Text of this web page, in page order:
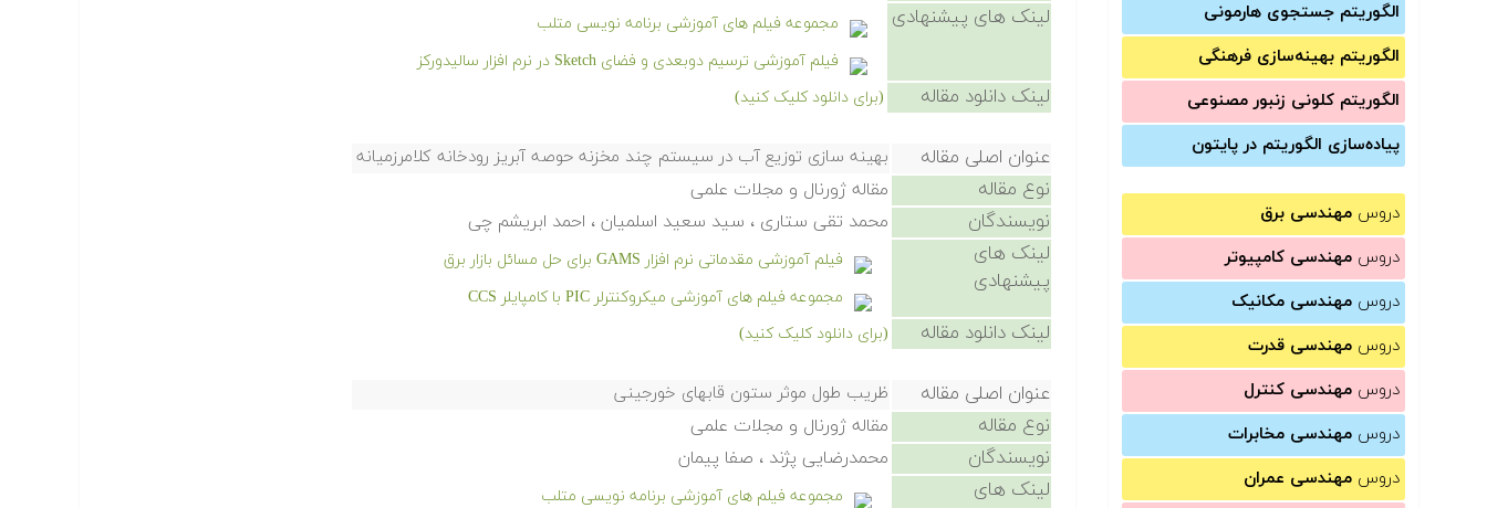
الگوریتم جستجوی هارمونی
الگوریتم بهینه‌سازی فرهنگی
الگوریتم کلونی زنبور مصنوعی
پیاده‌سازی الگوریتم در پایتون
دروس مهندسی برق
دروس مهندسی کامپیوتر
دروس مهندسی مکانیک
دروس مهندسی قدرت
دروس مهندسی کنترل
دروس مهندسی مخابرات
دروس مهندسی عمران
لینک های پیشنهادی
مجموعه فیلم های آموزشی برنامه نویسی متلب
فیلم آموزشی ترسیم دوبعدی و فضای Sketch در نرم افزار سالیدورکز
لینک دانلود مقاله (برای دانلود کلیک کنید)
عنوان اصلی مقاله بهینه سازی توزیع آب در سیستم چند مخزنه حوصه آبریز رودخانه کلامرزمیانه
نوع مقاله مقاله ژورنال و مجلات علمی
نویسندگان محمد تقی ستاری ، سید سعید اسلمیان ، احمد ابریشم چی
لینک های
پیشنهادی
فیلم آموزشی مقدماتی نرم افزار GAMS برای حل مسائل بازار برق
مجموعه فیلم های آموزشی میکروکنترلر PIC با کامپایلر CCS
لینک دانلود مقاله (برای دانلود کلیک کنید)
عنوان اصلی مقاله ظریب طول موثر ستون قابهای خورجینی
نوع مقاله مقاله ژورنال و مجلات علمی
نویسندگان محمدرضایی پژند ، صفا پیمان
لینک های
مجموعه فیلم های آموزشی برنامه نویسی متلب